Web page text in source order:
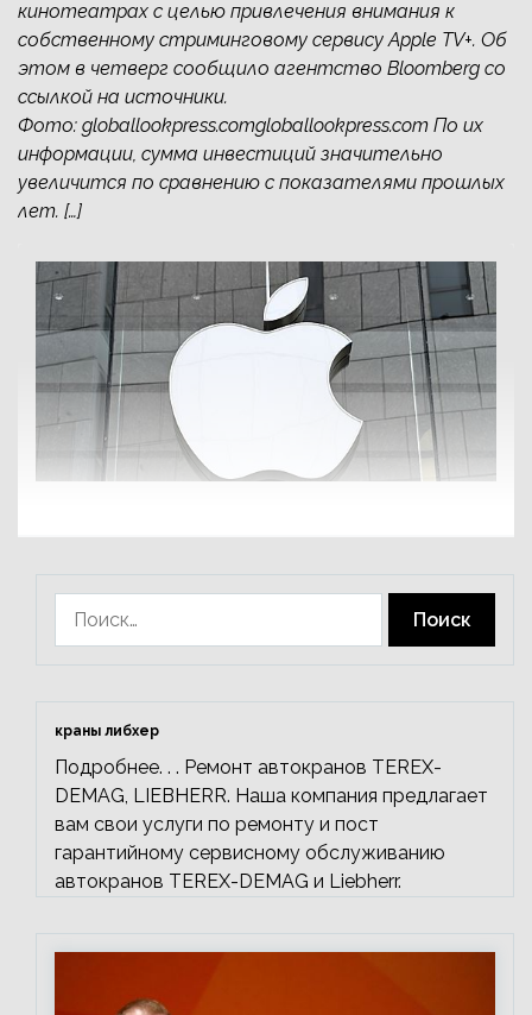
кинотеатрах с целью привлечения внимания к
собственному стриминговому сервису Apple TV+. Об
этом в четверг сообщило агентство Bloomberg со
ссылкой на источники.
Фото: globallookpress.comgloballookpress.com По их
информации, сумма инвестиций значительно
увеличится по сравнению с показателями прошлых
лет. […]
краны либхер
Подробнее. . . Ремонт автокранов TEREX-
DEMAG, LIEBHERR. Наша компания предлагает
вам свои услуги по ремонту и пост
гарантийному сервисному обслуживанию
автокранов TEREX-DEMAG и Liebherr.